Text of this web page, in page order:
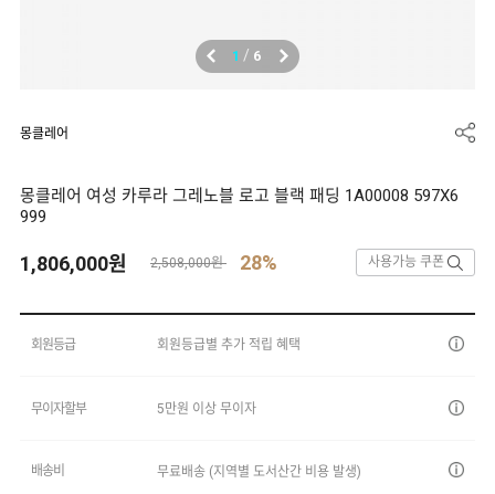
1 / 6
몽클레어
몽클레어 여성 카루라 그레노블 로고 블랙 패딩 1A00008 597X6
999
1,806,000원 2,508,000원 28% 사용가능 쿠폰
회원등급 회원등급별 추가 적립 혜택
무이자할부 5만원 이상 무이자
배송비 무료배송 (지역별 도서산간 비용 발생)